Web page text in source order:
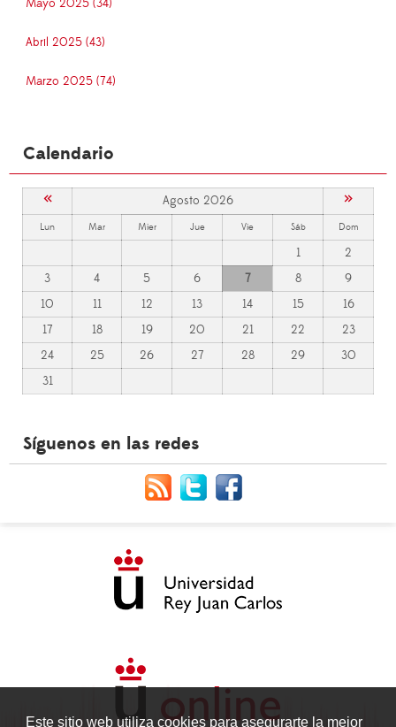
Este sitio web utiliza cookies para asegurarte la mejor
Mayo 2025 (34)
Abril 2025 (43)
Marzo 2025 (74)
Calendario
« Agosto 2026 »
Lun Mar Mier Jue Vie Sáb Dom
1
2
3
4 5 6 7 8
9
10
11 12 13 14 15
16
17
18 19 20 21 22
23
24
25 26 27 28 29
30
31
Síguenos en las redes